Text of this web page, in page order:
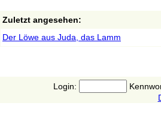
Zuletzt angesehen:
Der Löwe aus Juda, das Lamm
Login: